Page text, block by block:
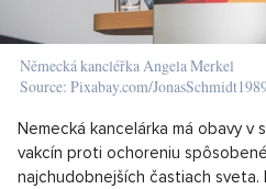
Německá kancléřka Angela Merkel
Source: Pixabay.com/
Nemecká kancelárka má obavy v
vakcín proti ochoreniu
najchudobnejších častiach sveta.